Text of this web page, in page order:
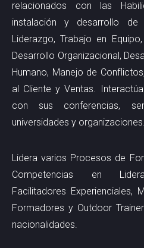
relacionados con las
instalación y desarrollo de
Liderazgo, Trabajo en
Desarrollo Organizacional,
Humano, Manejo de
al Cliente y Ventas.
con sus conferencias,
universidades y organizaciones.
Lidera varios Procesos de
Competencias en
Facilitadores Experienciales,
Formadores y Outdoor
nacionalidades.